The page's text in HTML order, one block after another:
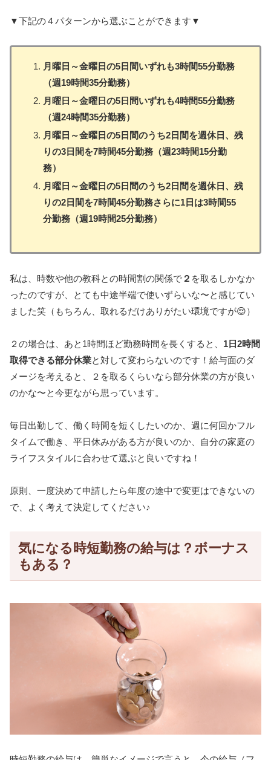
▼下記の４パターンから選ぶことができます▼
月曜日～金曜日の5日間いずれも3時間55分勤務
（週19時間35分勤務）
月曜日～金曜日の5日間いずれも4時間55分勤務
（週24時間35分勤務）
月曜日～金曜日の5日間のうち2日間を週休日、残
りの3日間を7時間45分勤務（週23時間15分勤
務）
月曜日～金曜日の5日間のうち2日間を週休日、残
りの2日間を7時間45分勤務さらに1日は3時間55
分勤務（週19時間25分勤務）
私は、時数や他の教科との時間割の関係で ２ を取るしかなか
ったのですが、とても中途半端で使いずらいな〜と感じてい
ました笑（もちろん、取れるだけありがたい環境ですが😌）
２の場合は、あと1時間ほど勤務時間を長くすると、 1日2時間
取得できる部分休業と対して変わらないのです！給与面のダ
メージを考えると、２を取るくらいなら部分休業の方が良い
のかな〜と今更ながら思っています。
毎日出勤して、働く時間を短くしたいのか、週に何回かフル
タイムで働き、平日休みがある方が良いのか、自分の家庭の
ライフスタイルに合わせて選ぶと良いですね！
原則、一度決めて申請したら年度の途中で変更はできないの
で、よく考えて決定してください♪
気になる時短勤務の給与は？ボーナス
もある？